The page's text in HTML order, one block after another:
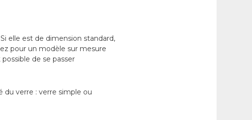
elle est de dimension standard,
pour un modèle sur mesure
de se passer
du verre : verre simple ou